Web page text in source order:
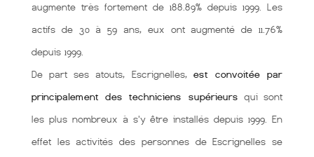
augmente très fortement de 188.89% depuis 1999. Les
actifs de 30 à 59 ans, eux ont augmenté de 11.76%
depuis 1999.
De part ses atouts, Escrignelles, est convoitée par
principalement des techniciens supérieurs qui sont
les plus nombreux à s'y être installés depuis 1999. En
effet les activités des personnes de Escrignelles se